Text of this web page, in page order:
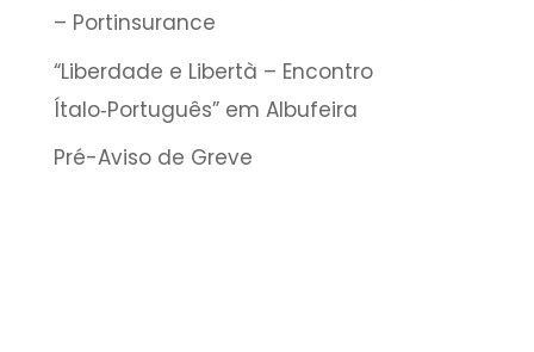
– Portinsurance
“Liberdade e Libertà – Encontro
Ítalo‑Português” em Albufeira
Pré-Aviso de Greve